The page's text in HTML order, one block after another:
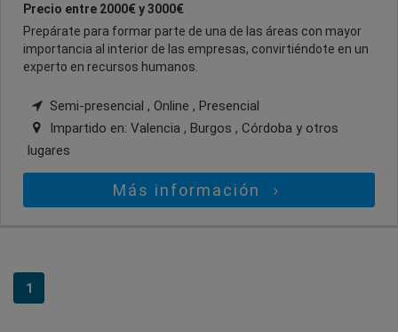
Precio entre 2000€ y 3000€
Prepárate para formar parte de una de las áreas con mayor
importancia al interior de las empresas, convirtiéndote en un
experto en recursos humanos.
Semi-presencial , Online , Presencial
Impartido en: Valencia , Burgos , Córdoba y otros
lugares
Más información
1